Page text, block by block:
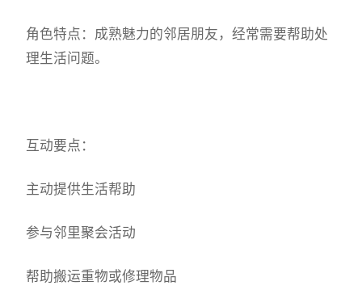
角色特点：成熟魅力的邻居朋友，经常需要帮助处
理生活问题。
互动要点：
主动提供生活帮助
参与邻里聚会活动
帮助搬运重物或修理物品